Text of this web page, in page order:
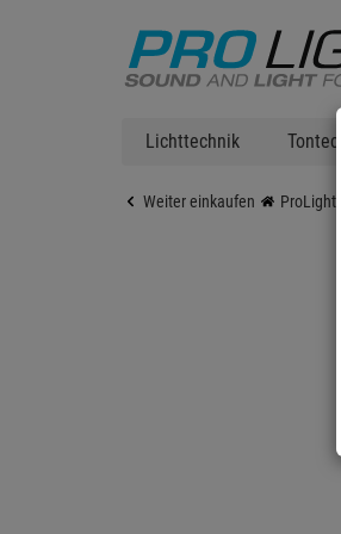
Lichttechnik
Weiter einkaufen